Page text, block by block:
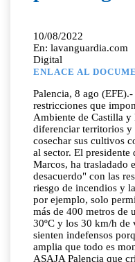
10/08/2022
En: lavanguardia.com
Digital
ENLACE AL
Palencia, 8 ago
restricciones que
Ambiente de Castilla
diferenciar territorios y
cosechar sus cultivos
al sector. El presidente
Marcos, ha trasladado
desacuerdo" con las
riesgo de incendios y
por ejemplo, solo
más de 400 metros de
30ºC y los 30 km/h de
sienten indefensos
amplia que todo es
ASAJA Palencia que